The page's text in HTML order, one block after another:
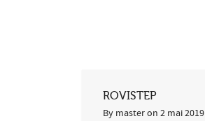
ROVISTEP
By masteron 2 mai 2019